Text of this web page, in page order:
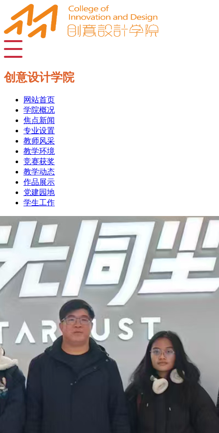
创意设计学院
网站首页
学院概况
焦点新闻
专业设置
教师风采
教学环境
竞赛获奖
教学动态
作品展示
党建园地
学生工作